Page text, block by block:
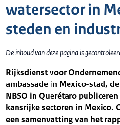
watersector in
steden en
De inhoud van deze pagina is
Rijksdienst voor
ambassade in Mexico-stad,
NBSO in Querétaro
kansrijke sectoren in Mexico.
een samenvatting van het